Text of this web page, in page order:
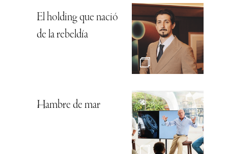
El holding que nació
de la rebeldía
Hambre de mar